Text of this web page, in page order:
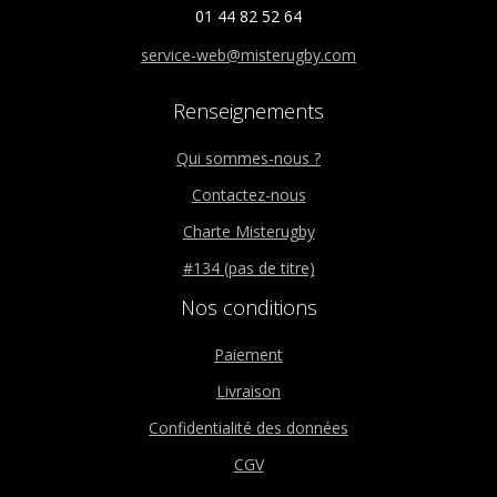
01 44 82 52 64
service-web@misterugby.com
Renseignements
Qui sommes-nous ?
Contactez-nous
Charte Misterugby
#134 (pas de titre)
Nos conditions
Paiement
Livraison
Confidentialité des données
CGV